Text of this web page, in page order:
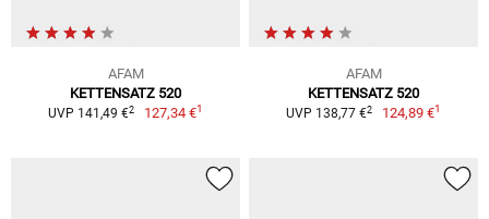
AFAM
KETTENSATZ 520
UVP 141,49 €2 127,34 €1
AFAM
KETTENSATZ 520
UVP 138,77 €2 124,89 €1